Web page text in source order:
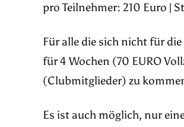
pro Teilnehmer: 210 Euro |
Für alle die sich nicht für
für 4 Wochen (70 EURO
(Clubmitglieder) zu
Es ist auch möglich, nur